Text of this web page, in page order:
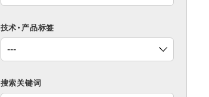
技术・产品标签
搜索关键词